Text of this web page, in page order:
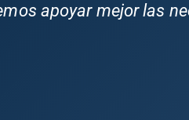
apoyar mejor las